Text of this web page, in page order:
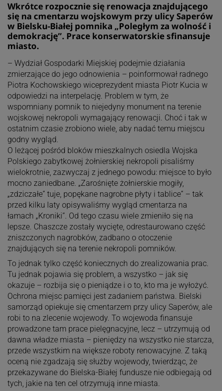
Wkrótce rozpocznie się renowacja znajdującego
się na cmentarzu wojskowym przy ulicy Saperów
w Bielsku-Białej pomnika „Poległym za wolność i
demokrację”. Prace konserwatorskie sfinansuje
miasto.
– Wydział Gospodarki Miejskiej podejmie działania
zmierzające do jego odnowienia – poinformował radnego
Piotra Kochowskiego wiceprezydent miasta Piotr Kucia w
odpowiedzi na interpelację. Problem w tym, że
wspomniany pomnik to niejedyny monument na terenie
wojskowej nekropoli wymagający renowacji. Choć i tak w
ostatnim czasie zrobiono wiele, aby nadać temu miejscu
godny wygląd.
O leżącej pośród bloków mieszkalnych osiedla Wojska
Polskiego zabytkowej żołnierskiej nekropoli pisaliśmy
wielokrotnie, zazwyczaj z jednego powodu: miejsce to było
mocno zaniedbane. „Zarośnięte żołnierskie mogiły,
„zdziczałe” tuje, popękane nagrobne płyty i tablice” – tak
przed kilku laty opisywaliśmy wygląd cmentarza na
łamach „Kroniki”. Od tego czasu wiele zmieniło się na
lepsze. Chaszcze zostały wycięte, odrestaurowano część
zniszczonych nagrobków, zadbano o otoczenie
znajdujących się na terenie nekropoli pomników.
To jednak tylko część koniecznych do zrealizowania prac.
Tu jednak pojawia się problem, a wszystko – jak się
okazuje – rozbija się o pieniądze i o to, kto ma je wyłożyć.
Ochrona miejsc pamięci jest zadaniem państwa. Bielski
samorząd opiekuje się cmentarzem przy ulicy Saperów, ale
robi to na zlecenie wojewody. To wojewoda finansuje
prowadzone tam prace pielęgnacyjne, lecz – utrzymują od
dawna władze miasta – pieniędzy na wszystko nie starcza,
przede wszystkim na większe roboty renowacyjne. Z taką
oceną nie zgadzają się służby wojewody, twierdząc, że
przekazywane do Bielska-Białej fundusze nie odbiegają od
tych, jakie na ten cel otrzymują inne miasta.